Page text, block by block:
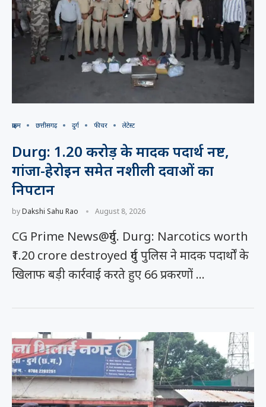
क्राइम छत्तीसगढ़ दुर्ग फीचर लेटेस्ट
Durg: 1.20 करोड़ के मादक पदार्थ नष्ट,
गांजा-हेरोइन समेत नशीली दवाओं का
निपटान
byDakshi Sahu Rao August 8, 2026
CG Prime News@दुर्ग. Durg: Narcotics worth
₹1.20 crore destroyed दुर्ग पुलिस ने मादक पदार्थों के
खिलाफ बड़ी कार्रवाई करते हुए 66 प्रकरणों …